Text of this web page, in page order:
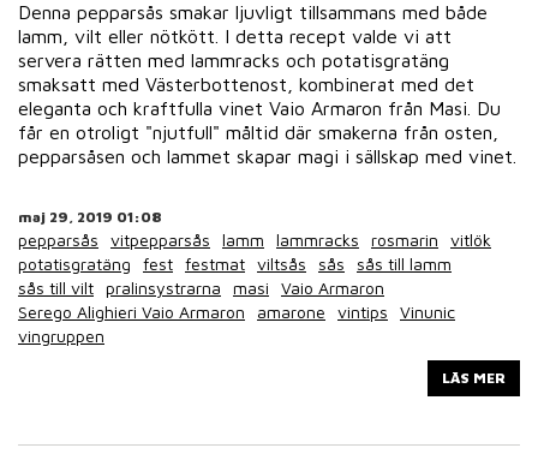
Denna pepparsås smakar ljuvligt tillsammans med både
lamm, vilt eller nötkött. I detta recept valde vi att
servera rätten med lammracks och potatisgratäng
smaksatt med Västerbottenost, kombinerat med det
eleganta och kraftfulla vinet Vaio Armaron från Masi. Du
får en otroligt "njutfull" måltid där smakerna från osten,
pepparsåsen och lammet skapar magi i sällskap med vinet.
maj 29, 2019 01:08
pepparsås vitpepparsås lamm lammracks rosmarin
vitlök
potatisgratäng
fest festmat viltsås sås
sås till lamm
sås till vilt pralinsystrarna masi
Vaio Armaron
Serego Alighieri Vaio Armaron
amarone vintips
Vinunic
vingruppen
LÄS MER